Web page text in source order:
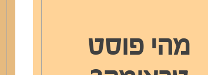
מהי פוסט